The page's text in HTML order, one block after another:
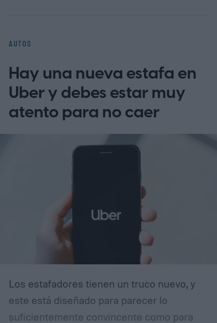
AUTOS
Hay una nueva estafa en
Uber y debes estar muy
atento para no caer
Los estafadores tienen un truco nuevo, y
este está diseñado para parecer lo
suficientemente convincente como para